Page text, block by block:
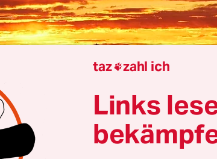
Lisette Habig
taz zahl ich
Links